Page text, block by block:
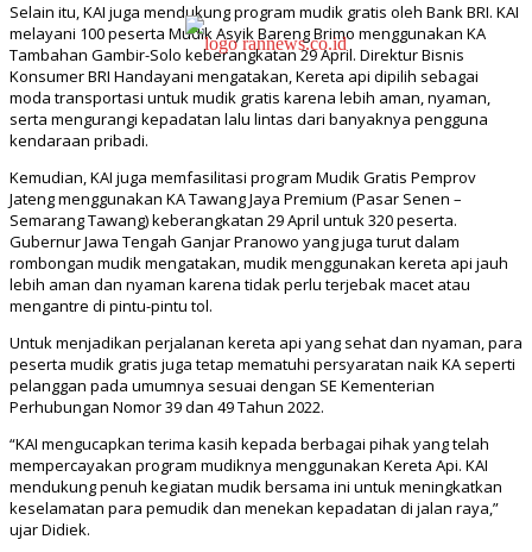
Selain itu, KAI juga mendukung program mudik gratis oleh Bank BRI. KAI
melayani 100 peserta Mudik Asyik Bareng Brimo menggunakan KA
Tambahan Gambir-Solo keberangkatan 29 April. Direktur Bisnis
Konsumer BRI Handayani mengatakan, Kereta api dipilih sebagai
moda transportasi untuk mudik gratis karena lebih aman, nyaman,
serta mengurangi kepadatan lalu lintas dari banyaknya pengguna
kendaraan pribadi.
Kemudian, KAI juga memfasilitasi program Mudik Gratis Pemprov
Jateng menggunakan KA Tawang Jaya Premium (Pasar Senen –
Semarang Tawang) keberangkatan 29 April untuk 320 peserta.
Gubernur Jawa Tengah Ganjar Pranowo yang juga turut dalam
rombongan mudik mengatakan, mudik menggunakan kereta api jauh
lebih aman dan nyaman karena tidak perlu terjebak macet atau
mengantre di pintu-pintu tol.
Untuk menjadikan perjalanan kereta api yang sehat dan nyaman, para
peserta mudik gratis juga tetap mematuhi persyaratan naik KA seperti
pelanggan pada umumnya sesuai dengan SE Kementerian
Perhubungan Nomor 39 dan 49 Tahun 2022.
“KAI mengucapkan terima kasih kepada berbagai pihak yang telah
mempercayakan program mudiknya menggunakan Kereta Api. KAI
mendukung penuh kegiatan mudik bersama ini untuk meningkatkan
keselamatan para pemudik dan menekan kepadatan di jalan raya,”
ujar Didiek.